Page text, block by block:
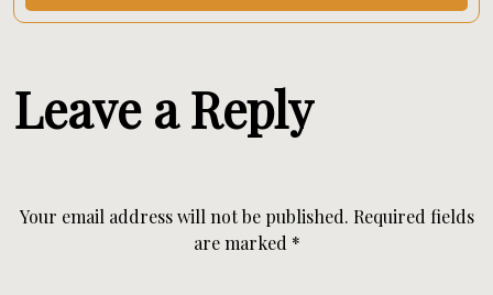
Leave a Reply
Your email address will not be published. Required fields
are marked *